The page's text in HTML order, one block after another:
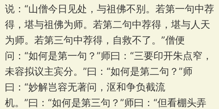
说：“山僧今日见处，与祖佛不别。若第一句中荐
得，堪与祖佛为师。若第二句中荐得，堪与人天
为师。若第三句中荐得，自救不了。”僧便
问：“如何是第一句？”师曰：“三要印开朱点窄，
未容拟议主宾分。”曰：“如何是第二句？”师
曰：“妙解岂容无著问，沤和争负截流
机。”曰：“如何是第三句？”师曰：“但看棚头弄